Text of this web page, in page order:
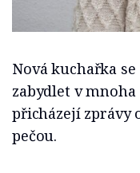
Nová kuchařka
zabydlet v
přicházejí zprávy
pečou.